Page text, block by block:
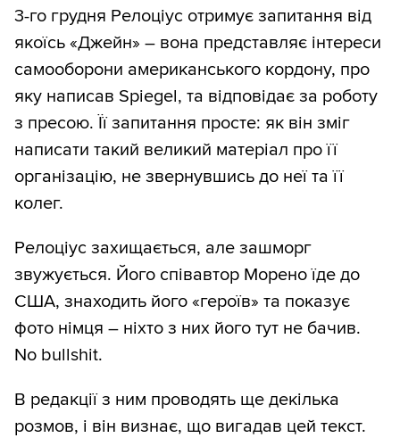
3-го грудня Релоціус отримує запитання від
якоїсь «Джейн» – вона представляє інтереси
самооборони американського кордону, про
яку написав Spiegel, та відповідає за роботу
з пресою. Її запитання просте: як він зміг
написати такий великий матеріал про її
організацію, не звернувшись до неї та її
колег.
Релоціус захищається, але зашморг
звужується. Його співавтор Морено їде до
США, знаходить його «героїв» та показує
фото німця – ніхто з них його тут не бачив.
No bullshit.
В редакції з ним проводять ще декілька
розмов, і він визнає, що вигадав цей текст.